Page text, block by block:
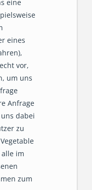
eine
eines
vor,
um uns
Anfrage
dabei
zu
alle im
zum